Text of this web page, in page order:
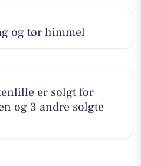
og tør himmel
er solgt for
og 3 andre solgte